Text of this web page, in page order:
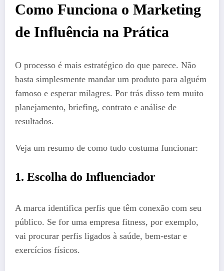
Como Funciona o Marketing
de Influência na Prática
O processo é mais estratégico do que parece. Não
basta simplesmente mandar um produto para alguém
famoso e esperar milagres. Por trás disso tem muito
planejamento, briefing, contrato e análise de
resultados.
Veja um resumo de como tudo costuma funcionar:
1. Escolha do Influenciador
A marca identifica perfis que têm conexão com seu
público. Se for uma empresa fitness, por exemplo,
vai procurar perfis ligados à saúde, bem-estar e
exercícios físicos.